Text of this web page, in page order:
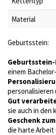
Material
Geburtsstein:
einem
personalisieren
Gut
sie auch in den
Geschenk
die harte